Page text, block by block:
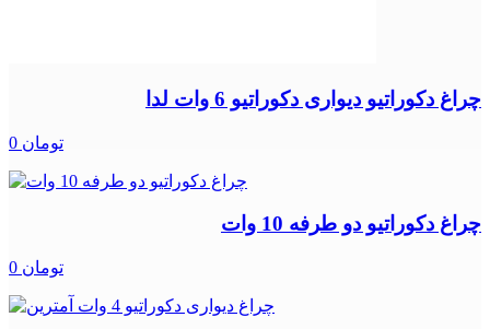
چراغ دکوراتیو دیواری دکوراتیو 6 وات لدا
0 تومان
چراغ دکوراتیو دو طرفه 10 وات
0 تومان